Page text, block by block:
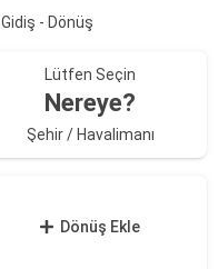
Gidiş - Dönüş
Lütfen Seçin
Nereye?
Şehir / Havalimanı
Dönüş Ekle